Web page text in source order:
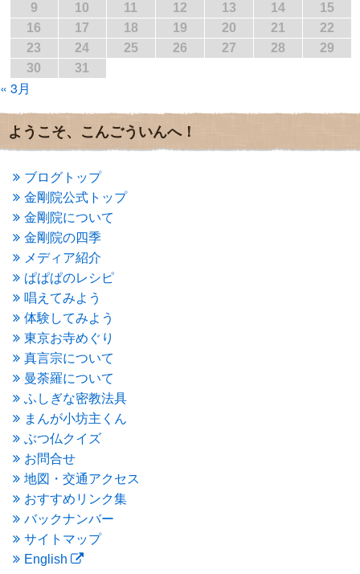
2017年1月(2)
2016年12月(4)
2016年11月(3)
2016年10月(1)
2016年9月
2016年6月
(2)
2016年5月(3)
2016年4月
(4)
2016年3月(4)
2016年2月(5)
2016年1月(3)
2015年12月(6)
2015年11月(4)
2015年10月
(4)
2015年9月
(3)
2015年8月(4)
2015年7月(4)
2015年6月(3)
2015年5月(1)
2015年4月(1)
(3)
2015年2月(3)
2015年1月(1)
2014年12月 (2)
2014年9月
2014年5月(1)
2014年4月 (4)
2014年1月 (1)
2013年11月(4)
2013年10月 (2)
2013年9月(4)
9 10 11 12 13 14
15
16
17 18 19 20 21
22
23
24 25 26 27 28
29
30
31
« 3月
ようこそ、こんごういんへ！
ブログトップ
金剛院公式トップ
金剛院について
金剛院の四季
メディア紹介
ぱぱぱのレシピ
唱えてみよう
体験してみよう
東京お寺めぐり
真言宗について
曼荼羅について
ふしぎな密教法具
まんが小坊主くん
ぶつ仏クイズ
お問合せ
地図・交通アクセス
おすすめリンク集
バックナンバー
サイトマップ
English